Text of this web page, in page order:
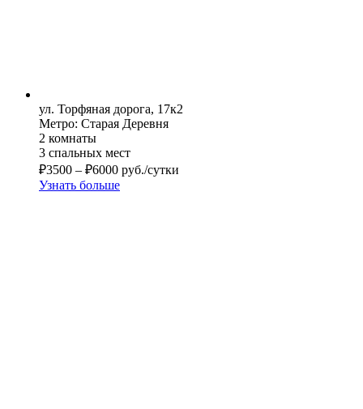
ул. Торфяная дорога, 17к2
Метро: Старая Деревня
2 комнаты
3 спальных мест
₽3500 – ₽6000 руб./сутки
Узнать больше